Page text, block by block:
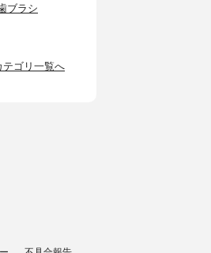
ブラシ
テゴリ一覧へ